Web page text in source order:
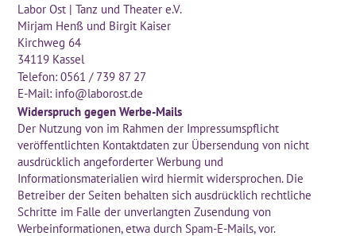
Labor Ost | Tanz und Theater e.V.
Mirjam Henß und Birgit Kaiser
Kirchweg 64
34119 Kassel
Telefon: 0561 / 739 87 27
E-Mail: info@laborost.de
Widerspruch gegen Werbe-Mails
Der Nutzung von im Rahmen der Impressumspflicht
veröffentlichten Kontaktdaten zur Übersendung von nicht
ausdrücklich angeforderter Werbung und
Informationsmaterialien wird hiermit widersprochen. Die
Betreiber der Seiten behalten sich ausdrücklich rechtliche
Schritte im Falle der unverlangten Zusendung von
Werbeinformationen, etwa durch Spam-E-Mails, vor.